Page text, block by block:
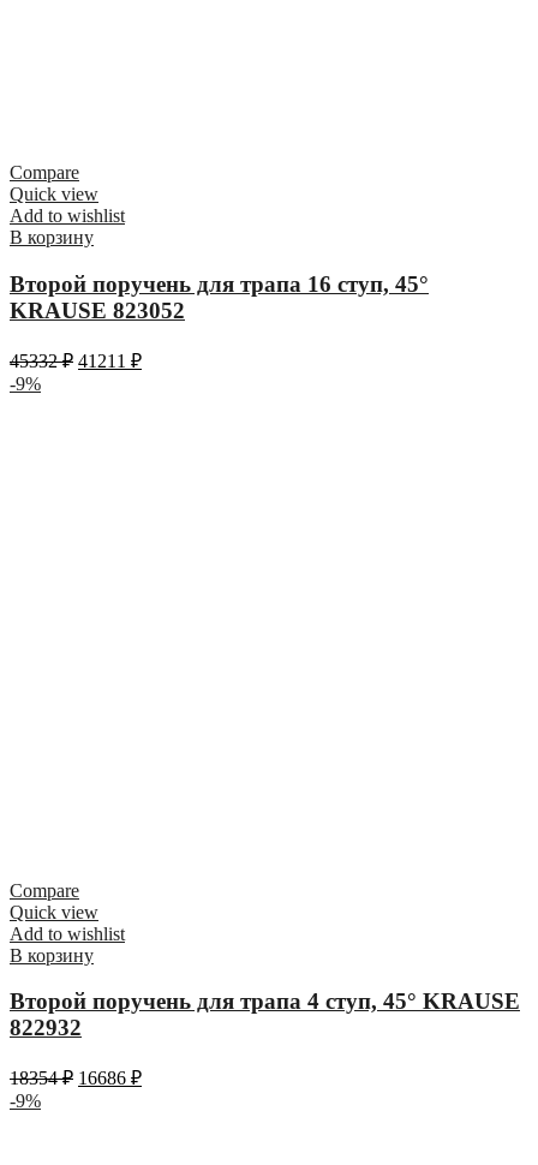
Compare
Quick view
Add to wishlist
В корзину
Второй поручень для трапа 16 ступ, 45°
KRAUSE 823052
45332₽ 41211 ₽
-9%
Compare
Quick view
Add to wishlist
В корзину
Второй поручень для трапа 4 ступ, 45° KRAUSE
822932
18354₽ 16686 ₽
-9%